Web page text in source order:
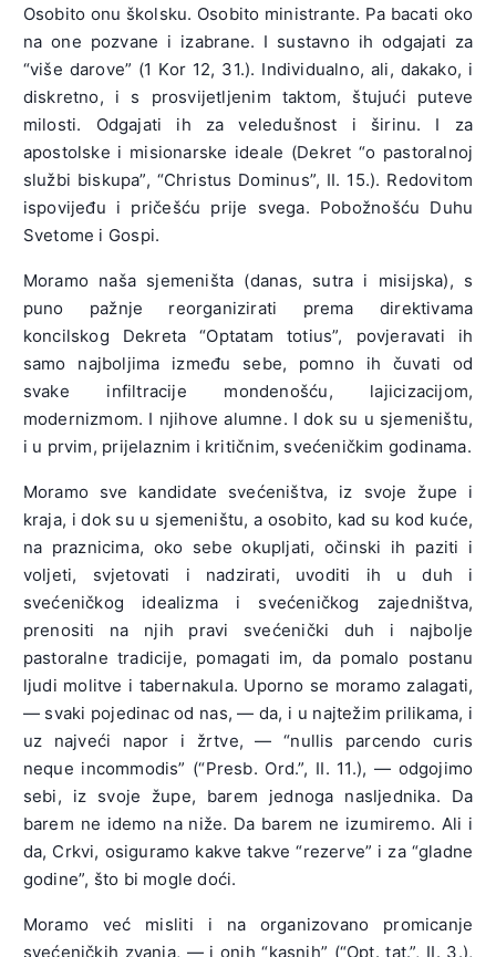
Osobito onu školsku. Osobito ministrante. Pa bacati oko
na one pozvane i izabrane. I sustavno ih odgajati za
“više darove” (1 Kor 12, 31.). Individualno, ali, dakako, i
diskretno, i s prosvijetljenim taktom, štujući puteve
milosti. Odgajati ih za veledušnost i širinu. I za
apostolske i misionarske ideale (Dekret “o pastoralnoj
službi biskupa”, “Christus Dominus”, II. 15.). Redovitom
ispovijeđu i pričešću prije svega. Pobožnošću Duhu
Svetome i Gospi.
Moramo naša sjemeništa (danas, sutra i misijska), s
puno pažnje reorganizirati prema direktivama
koncilskog Dekreta “Optatam totius”, povjeravati ih
samo najboljima između sebe, pomno ih čuvati od
svake infiltracije mondenošću, lajicizacijom,
modernizmom. I njihove alumne. I dok su u sjemeništu,
i u prvim, prijelaznim i kritičnim, svećeničkim godinama.
Moramo sve kandidate svećeništva, iz svoje župe i
kraja, i dok su u sjemeništu, a osobito, kad su kod kuće,
na praznicima, oko sebe okupljati, očinski ih paziti i
voljeti, svjetovati i nadzirati, uvoditi ih u duh i
svećeničkog idealizma i svećeničkog zajedništva,
prenositi na njih pravi svećenički duh i najbolje
pastoralne tradicije, pomagati im, da pomalo postanu
ljudi molitve i tabernakula. Uporno se moramo zalagati,
— svaki pojedinac od nas, — da, i u najtežim prilikama, i
uz najveći napor i žrtve, — “nullis parcendo curis
neque incommodis” (“Presb. Ord.”, II. 11.), — odgojimo
sebi, iz svoje župe, barem jednoga nasljednika. Da
barem ne idemo na niže. Da barem ne izumiremo. Ali i
da, Crkvi, osiguramo kakve takve “rezerve” i za “gladne
godine”, što bi mogle doći.
Moramo već misliti i na organizovano promicanje
svećeničkih zvanja, — i onih “kasnih” (“Opt. tat.”, II. 3.),